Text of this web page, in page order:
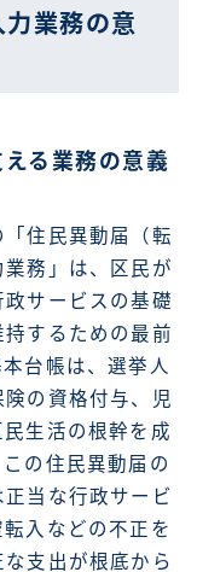
業務の意
る業務の意義
住民異動届（転
務」は、区民が
サービスの基礎
するための最前
台帳は、選挙人
の資格付与、児
生活の根幹を成
の住民異動届の
当な行政サービ
入などの不正を
支出が根底から